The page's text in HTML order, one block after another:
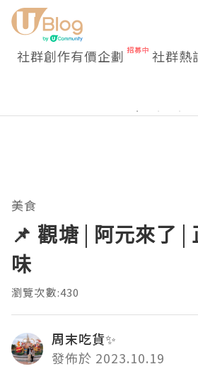
社群創作有價企劃 社群熱
美食
📌 觀塘│阿元來了│
味
瀏覽次數:430
周末吃貨✨
發佈於 2023.10.19